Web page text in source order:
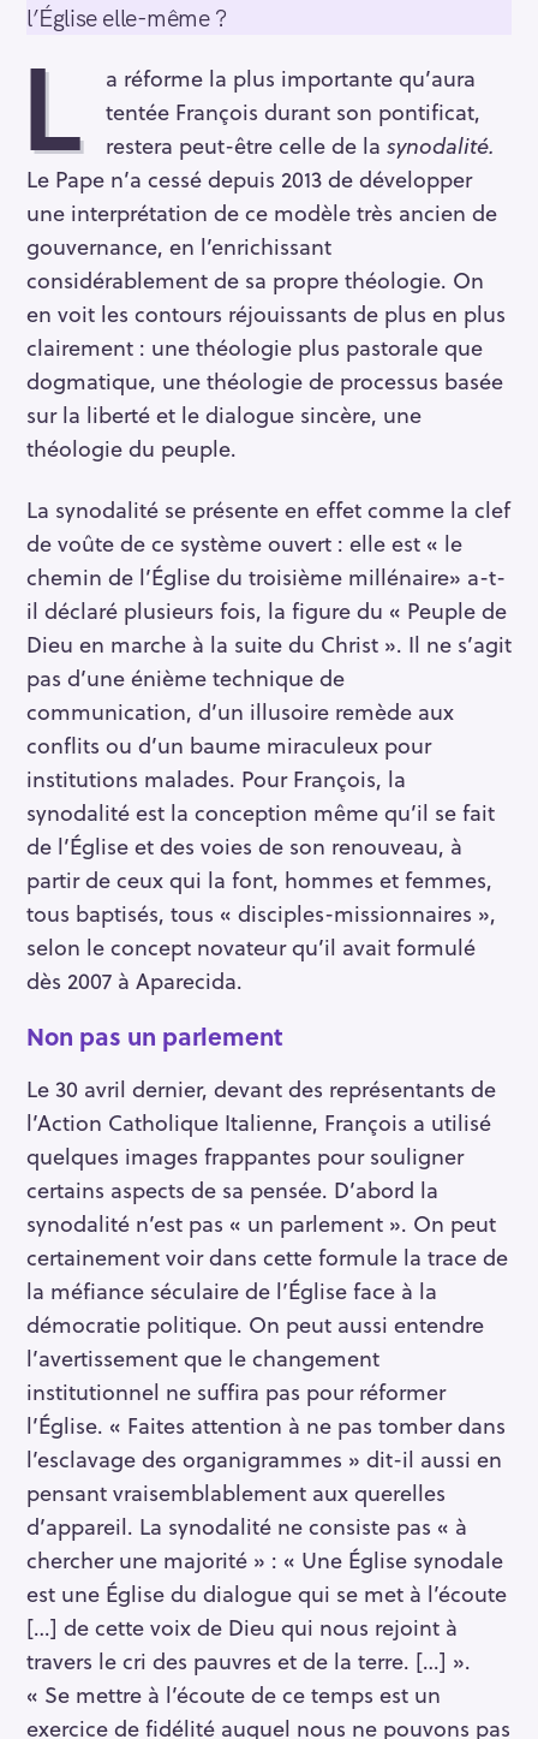
l’Église elle-même ?
L
a réforme la plus importante qu’aura
tentée François durant son pontificat,
restera peut-être celle de la synodalité.
Le Pape n’a cessé depuis 2013 de développer
une interprétation de ce modèle très ancien de
gouvernance, en l’enrichissant
considérablement de sa propre théologie. On
en voit les contours réjouissants de plus en plus
clairement : une théologie plus pastorale que
dogmatique, une théologie de processus basée
sur la liberté et le dialogue sincère, une
théologie du peuple.
La synodalité se présente en effet comme la clef
de voûte de ce système ouvert : elle est « le
chemin de l’Église du troisième millénaire» a-t-
il déclaré plusieurs fois, la figure du « Peuple de
Dieu en marche à la suite du Christ ». Il ne s’agit
pas d’une énième technique de
communication, d’un illusoire remède aux
conflits ou d’un baume miraculeux pour
institutions malades. Pour François, la
synodalité est la conception même qu’il se fait
de l’Église et des voies de son renouveau, à
partir de ceux qui la font, hommes et femmes,
tous baptisés, tous « disciples-missionnaires »,
selon le concept novateur qu’il avait formulé
dès 2007 à Aparecida.
Non pas un parlement
Le 30 avril dernier, devant des représentants de
l’Action Catholique Italienne, François a utilisé
quelques images frappantes pour souligner
certains aspects de sa pensée. D’abord la
synodalité n’est pas « un parlement ». On peut
certainement voir dans cette formule la trace de
la méfiance séculaire de l’Église face à la
démocratie politique. On peut aussi entendre
l’avertissement que le changement
institutionnel ne suffira pas pour réformer
l’Église. « Faites attention à ne pas tomber dans
l’esclavage des organigrammes » dit-il aussi en
pensant vraisemblablement aux querelles
d’appareil. La synodalité ne consiste pas « à
chercher une majorité » : « Une Église synodale
est une Église du dialogue qui se met à l’écoute
[…] de cette voix de Dieu qui nous rejoint à
travers le cri des pauvres et de la terre. […] ».
« Se mettre à l’écoute de ce temps est un
exercice de fidélité auquel nous ne pouvons pas